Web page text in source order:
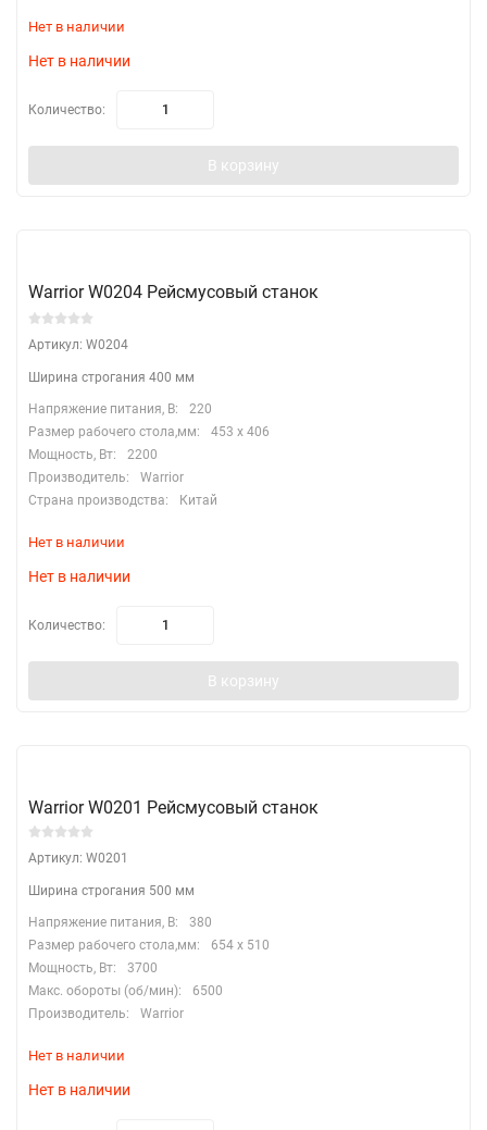
Нет в наличии
Нет в наличии
Количество:
В корзину
Warrior W0204 Рейсмусовый станок
Артикул: W0204
Ширина строгания 400 мм
Напряжение питания, В:
220
Размер рабочего стола,мм:
453 х 406
Мощность, Вт:
2200
Производитель:
Warrior
Страна производства:
Китай
Нет в наличии
Нет в наличии
Количество:
В корзину
Warrior W0201 Рейсмусовый станок
Артикул: W0201
Ширина строгания 500 мм
Напряжение питания, В:
380
Размер рабочего стола,мм:
654 х 510
Мощность, Вт:
3700
Макс. обороты (об/мин):
6500
Производитель:
Warrior
Нет в наличии
Нет в наличии